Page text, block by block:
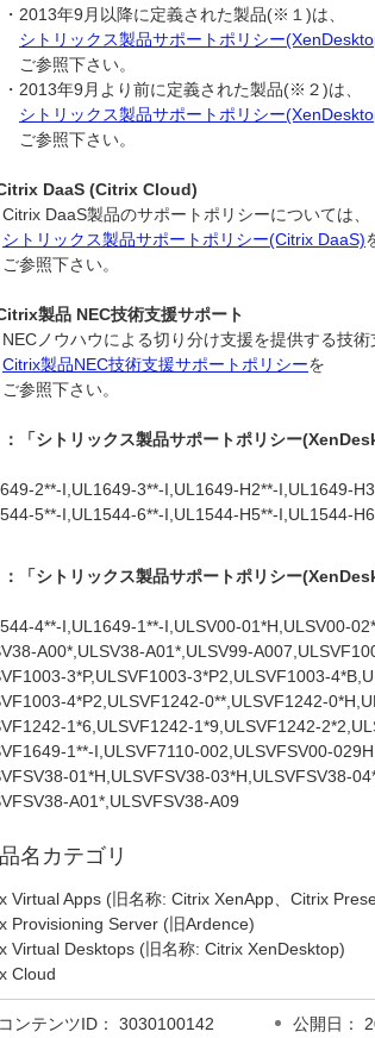
年9月以降に定義された製品(※１)は、
シトリックス製品サポートポリシー
照下さい。
年9月より前に定義された製品(※２)は、
シトリックス製品サポートポリシー
照下さい。
DaaS (Citrix Cloud)
DaaS製品のサポートポリシーについては、
シトリックス製品サポートポリシー(Citrix DaaS)
照下さい。
製品 NEC技術支援サポート
ノウハウによる切り分け支援を提供する技術
Citrix製品NEC技術支援サポートポリシーを
照下さい。
「シトリックス製品サポートポリシー
2**-I,UL1649-3**-I,UL1649-H2**-I,UL1649-
5**-I,UL1544-6**-I,UL1544-H5**-I,UL1544-
「シトリックス製品サポートポリシー
4**-I,UL1649-1**-I,ULSV00-01*H,ULSV00-
A00*,ULSV38-A01*,ULSV99-
3*P,ULSVF1003-3*P2,ULSVF1003-
4*P2,ULSVF1242-0**,ULSVF1242-
1*6,ULSVF1242-1*9,ULSVF1242-
1**-I,ULSVF7110-002,ULSVFSV00-
01*H,ULSVFSV38-03*H,ULSVFSV38-
A01*,ULSVFSV38-A09
名カテゴリ
Virtual Apps (旧名称: Citrix XenApp、Citrix
Provisioning Server (旧Ardence)
Virtual Desktops (旧名称: Citrix XenDesktop)
Cloud
コンテンツID： 3030100142 公開日：